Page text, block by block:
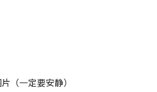
（一定要安静）